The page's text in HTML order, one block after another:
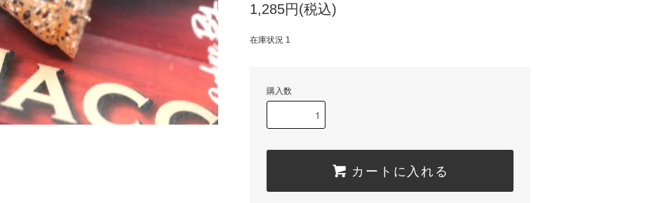
1,285円(税込)
在庫状況 1
購入数
カートに入れる